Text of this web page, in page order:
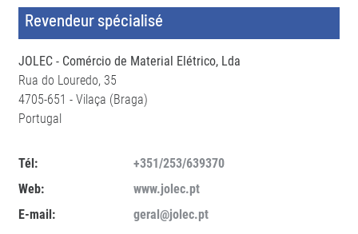
Revendeur spécialisé
JOLEC - Comércio de Material Elétrico, Lda
Rua do Louredo, 35
4705-651 - Vilaça (Braga)
Portugal
Tél:
+351/253/639370
Web:
www.jolec.pt
E-mail:
geral@jolec.pt